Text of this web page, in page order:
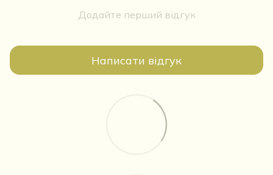
Додайте перший відгук
Написати відгук